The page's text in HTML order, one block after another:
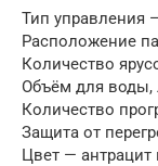
Тип управления
Расположение
Количество
Объём для воды,
Количество
Защита от
Цвет — антрацит